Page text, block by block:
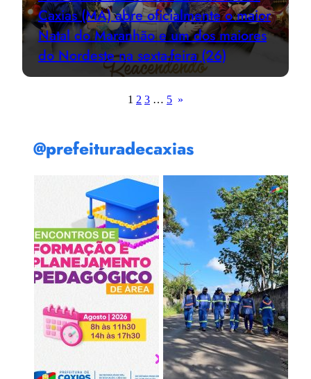
Caxias (MA) abre oficialmente o maior
Natal do Maranhão e um dos maiores
do Nordeste na sexta-feira (26)
1 2 3 … 5 »
@prefeituradecaxias